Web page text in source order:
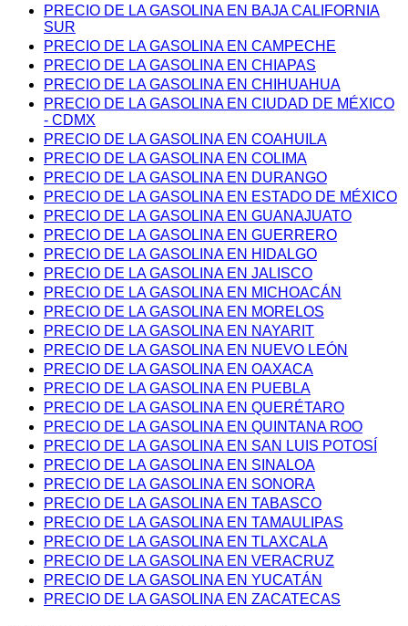
PRECIO DE LA GASOLINA EN BAJA CALIFORNIA
SUR
PRECIO DE LA GASOLINA EN CAMPECHE
PRECIO DE LA GASOLINA EN CHIAPAS
PRECIO DE LA GASOLINA EN CHIHUAHUA
PRECIO DE LA GASOLINA EN CIUDAD DE MÉXICO
- CDMX
PRECIO DE LA GASOLINA EN COAHUILA
PRECIO DE LA GASOLINA EN COLIMA
PRECIO DE LA GASOLINA EN DURANGO
PRECIO DE LA GASOLINA EN ESTADO DE MÉXICO
PRECIO DE LA GASOLINA EN GUANAJUATO
PRECIO DE LA GASOLINA EN GUERRERO
PRECIO DE LA GASOLINA EN HIDALGO
PRECIO DE LA GASOLINA EN JALISCO
PRECIO DE LA GASOLINA EN MICHOACÁN
PRECIO DE LA GASOLINA EN MORELOS
PRECIO DE LA GASOLINA EN NAYARIT
PRECIO DE LA GASOLINA EN NUEVO LEÓN
PRECIO DE LA GASOLINA EN OAXACA
PRECIO DE LA GASOLINA EN PUEBLA
PRECIO DE LA GASOLINA EN QUERÉTARO
PRECIO DE LA GASOLINA EN QUINTANA ROO
PRECIO DE LA GASOLINA EN SAN LUIS POTOSÍ
PRECIO DE LA GASOLINA EN SINALOA
PRECIO DE LA GASOLINA EN SONORA
PRECIO DE LA GASOLINA EN TABASCO
PRECIO DE LA GASOLINA EN TAMAULIPAS
PRECIO DE LA GASOLINA EN TLAXCALA
PRECIO DE LA GASOLINA EN VERACRUZ
PRECIO DE LA GASOLINA EN YUCATÁN
PRECIO DE LA GASOLINA EN ZACATECAS